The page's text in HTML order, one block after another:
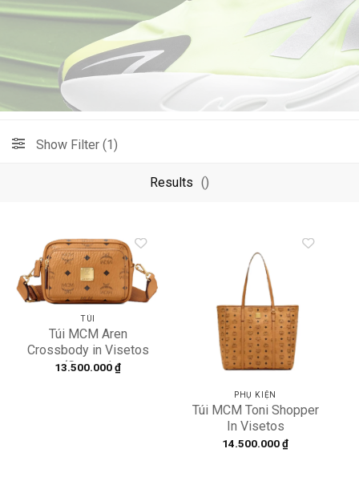
Show Filter (1)
Results ()
Add to
wishlist
TÚI
Túi MCM Aren
Crossbody in Visetos
‘Cognac’
13.500.000₫
PHỤ KIỆN
Túi MCM Toni Shopper
In Visetos
MWPAATN03CO001
14.500.000₫